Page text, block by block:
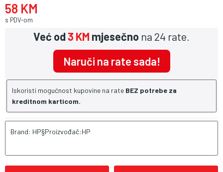
58 KM
s PDV-om
Već od3 KM mjesečno na 24 rate.
Naruči na rate sada!
Iskoristi mogućnost kupovine na rate BEZ potrebe za
kreditnom karticom.
Brand: HP§Proizvođač:HP